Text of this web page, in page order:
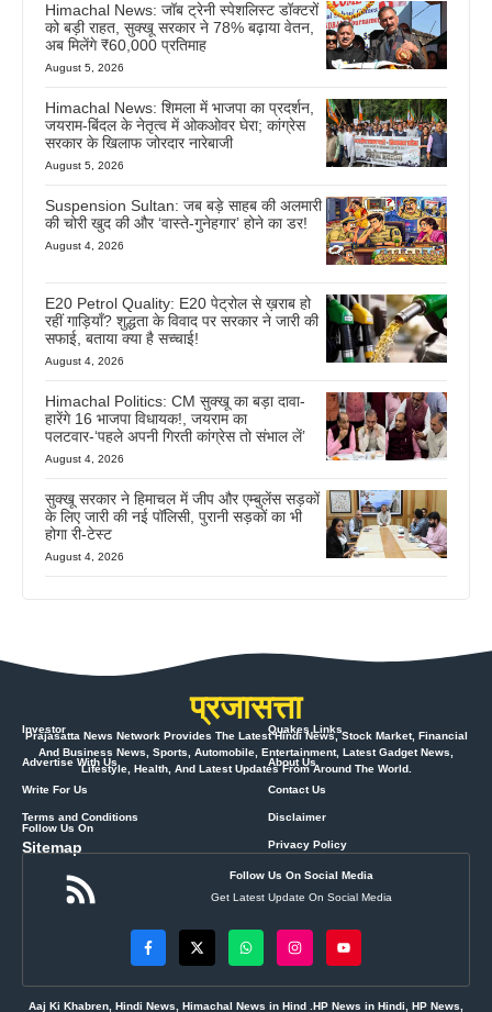
Himachal News: जॉब ट्रेनी स्पेशलिस्ट डॉक्टरों
को बड़ी राहत, सुक्खू सरकार ने 78% बढ़ाया वेतन,
अब मिलेंगे ₹60,000 प्रतिमाह
August 5, 2026
Himachal News: शिमला में भाजपा का प्रदर्शन,
जयराम-बिंदल के नेतृत्व में ओकओवर घेरा; कांग्रेस
सरकार के खिलाफ जोरदार नारेबाजी
August 5, 2026
Suspension Sultan: जब बड़े साहब की अलमारी
की चोरी खुद की और ‘वास्ते-गुनेहगार’ होने का डर!
August 4, 2026
E20 Petrol Quality: E20 पेट्रोल से ख़राब हो
रहीं गाड़ियाँ? शुद्धता के विवाद पर सरकार ने जारी की
सफाई, बताया क्या है सच्चाई!
August 4, 2026
Himachal Politics: CM सुक्खू का बड़ा दावा-
हारेंगे 16 भाजपा विधायक!, जयराम का
पलटवार-‘पहले अपनी गिरती कांग्रेस तो संभाल लें’
August 4, 2026
सुक्खू सरकार ने हिमाचल में जीप और एम्बुलेंस सड़कों
के लिए जारी की नई पॉलिसी, पुरानी सड़कों का भी
होगा री-टेस्ट
August 4, 2026
प्रजासत्ता
Prajasatta News Network Provides The Latest Hindi News, Stock Market, Financial
And Business News, Sports, Automobile, Entertainment, Latest Gadget News,
Lifestyle, Health, And Latest Updates From Around The World.
Investor
Advertise With Us
Write For Us
Terms and Conditions
Sitemap
Quakes Links
About Us
Contact Us
Disclaimer
Privacy Policy
Follow Us On
Follow Us On Social Media
Get Latest Update On Social Media
Aaj Ki Khabren, Hindi News, Himachal News in Hind .HP News in Hindi, HP News,